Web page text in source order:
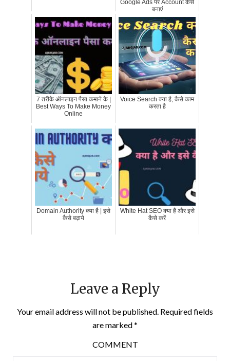
Google Ads पर Account कैसे
बनाएं
7 तरीके ऑनलाइन पैसा कमाने के |
Best Ways To Make Money
Online
Voice Search क्या है, कैसे काम
करता है
Domain Authority क्या है | इसे
कैसे बढ़ाये
White Hat SEO क्या है और इसे
कैसे करें
Leave a Reply
Your email address will not be published. Required fields
are marked*
COMMENT